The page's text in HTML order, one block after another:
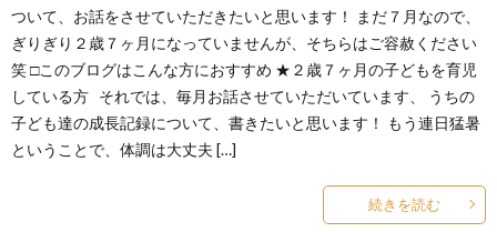
育
ついて、お話をさせていただきたいと思います！ まだ７月なので、
ぎりぎり２歳７ヶ月になっていませんが、そちらはご容赦ください
笑 □このブログはこんな方におすすめ ★２歳７ヶ月の子どもを育児
している方 それでは、毎月お話させていただいています、 うちの
子ども達の成長記録について、書きたいと思います！ もう連日猛暑
ということで、体調は大丈夫 […]
続きを読む